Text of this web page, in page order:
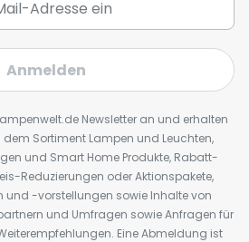
Anmelden
Newsletter an und erhalten
Sortiment Lampen und Leuchten,
und Smart Home Produkte, Rabatt-
Reduzierungen oder Aktionspakete,
und -vorstellungen sowie Inhalte von
und Umfragen sowie Anfragen für
Eine Abmeldung ist